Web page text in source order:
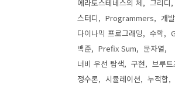
에라토스테네스의 체
그리디
스터디
Programmers
개
다이나믹 프로그래밍
수학
백준
Prefix Sum
문자열
너비 우선 탐색
구현
브루트
정수론
시뮬레이션
누적합